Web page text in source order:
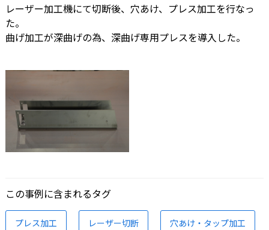
レーザー加工機にて切断後、穴あけ、プレス加工を行なっ
た。
曲げ加工が深曲げの為、深曲げ専用プレスを導入した。
この事例に含まれるタグ
プレス加工 レーザー切断 穴あけ・タップ加工